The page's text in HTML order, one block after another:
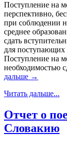
Поступление на
перспективно,
при соблюдении
среднее
сдать
для поступающих
Поступление на
необходимостью
дальше →
Читать дальше...
Отчет о
Словакию